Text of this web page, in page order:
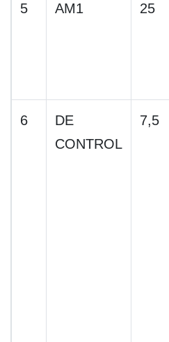
5 AM1 25
6
DE
CONTROL
7,5